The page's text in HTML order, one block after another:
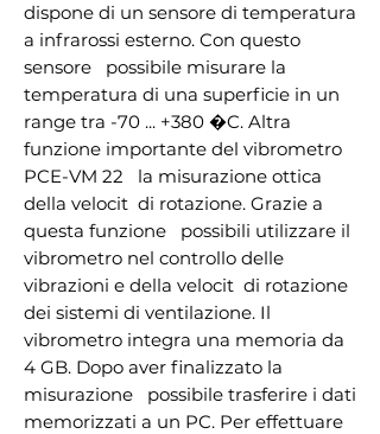
dispone di un sensore di temperatura
a infrarossi esterno. Con questo
sensore   possibile misurare la
temperatura di una superficie in un
range tra -70 ... +380 �C. Altra
funzione importante del vibrometro
PCE-VM 22   la misurazione ottica
della velocit  di rotazione. Grazie a
questa funzione   possibili utilizzare il
vibrometro nel controllo delle
vibrazioni e della velocit  di rotazione
dei sistemi di ventilazione. Il
vibrometro integra una memoria da
4 GB. Dopo aver finalizzato la
misurazione   possibile trasferire i dati
memorizzati a un PC. Per effettuare